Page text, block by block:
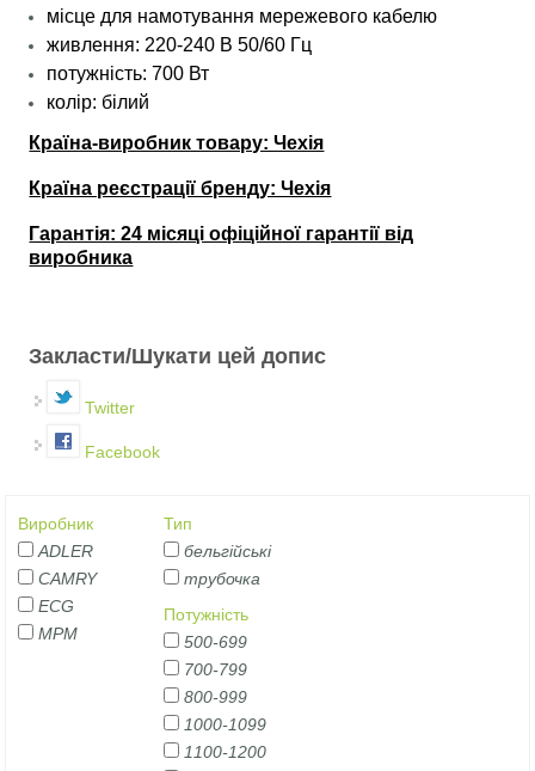
місце для намотування мережевого кабелю
живлення: 220-240 В 50/60 Гц
потужність: 700 Вт
колір: білий
Країна-виробник товару: Чехія
Країна реєстрації бренду: Чехія
Гарантія: 24 місяці офіційної гарантії від
виробника
Закласти/Шукати цей допис
Twitter
Facebook
Виробник
ADLER
CAMRY
ECG
MPM
Тип
бельгійські
трубочка
Потужність
500-699
700-799
800-999
1000-1099
1100-1200